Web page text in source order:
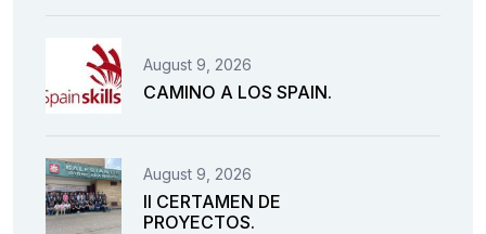
August 9, 2026
CAMINO A LOS SPAIN.
August 9, 2026
II CERTAMEN DE
PROYECTOS.